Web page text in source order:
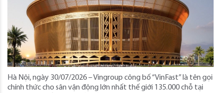
Hà Nội, ngày 30/07/2026 – Vingroup công bố “VinFast” là tên gọi
chính thức cho sân vận động lớn nhất thế giới 135.000 chỗ tại